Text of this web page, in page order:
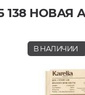
138 НОВАЯ
В НАЛИЧИИ